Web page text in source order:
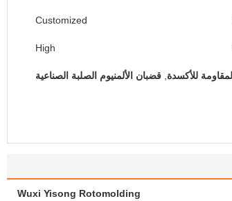
Customized
High
للأكسدة قضبان الألمنيوم الصلبة الصناعية
Wuxi Yisong Rotomolding